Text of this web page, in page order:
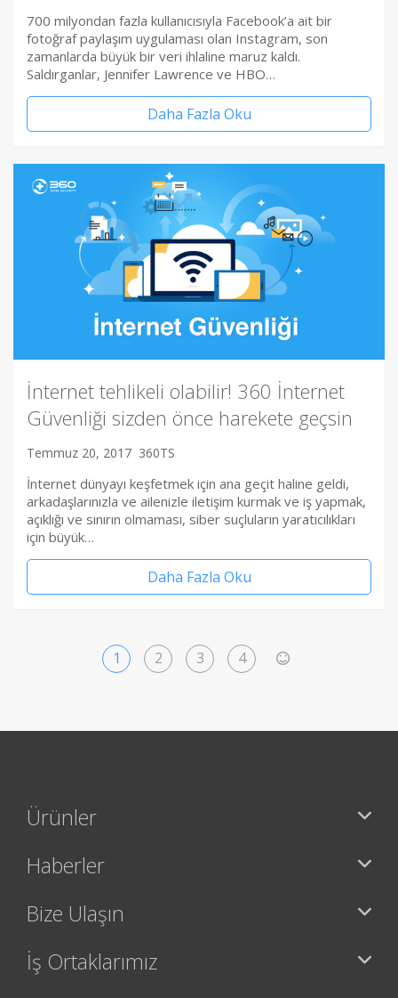
700 milyondan fazla kullanıcısıyla Facebook’a ait bir
fotoğraf paylaşım uygulaması olan Instagram, son
zamanlarda büyük bir veri ihlaline maruz kaldı.
Saldırganlar, Jennifer Lawrence ve HBO…
Daha Fazla Oku
İnternet tehlikeli olabilir! 360 İnternet
Güvenliği sizden önce harekete geçsin
Temmuz 20, 2017 360TS
İnternet dünyayı keşfetmek için ana geçit haline geldi,
arkadaşlarınızla ve ailenizle iletişim kurmak ve iş yapmak,
açıklığı ve sınırın olmaması, siber suçluların yaratıcılıkları
için büyük…
Daha Fazla Oku
1 2 3 4
Ürünler
Haberler
Bize Ulaşın
İş Ortaklarımız